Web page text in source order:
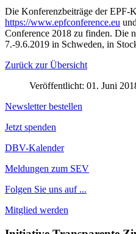
Die Konferenzbeiträge der EPF-
https://www.epfconference.eu
Conference 2018 zu finden. Die
7.-9.6.2019 in Schweden, in
Zurück zur Übersicht
Veröffentlicht: 01. Juni
Newsletter bestellen
Jetzt spenden
DBV-Kalender
Meldungen zum SEV
Folgen Sie uns auf ...
Mitglied werden